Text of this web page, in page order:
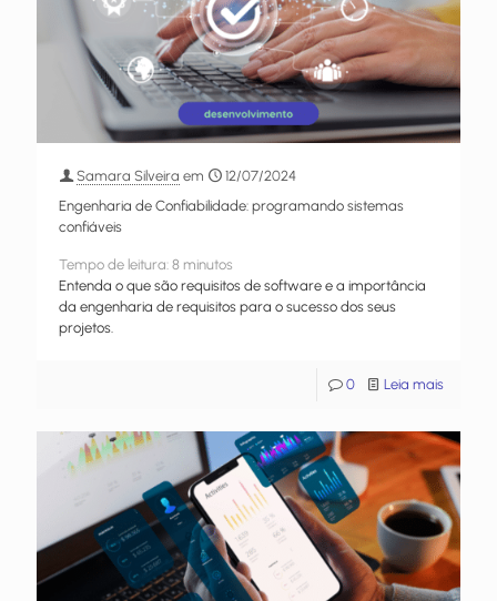
Samara Silveira em
12/07/2024
Engenharia de Confiabilidade: programando sistemas
confiáveis
Tempo de leitura: 8 minutos
Entenda o que são requisitos de software e a importância
da engenharia de requisitos para o sucesso dos seus
projetos.
0 Leia mais